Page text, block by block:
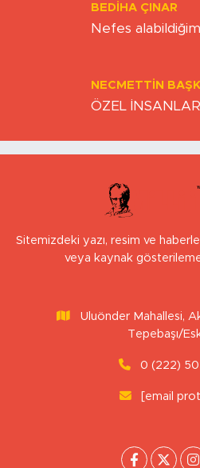
BEDIHA ÇINAR
Nefes
NECMETTIN
ÖZEL
Sitemizdeki yazı, resim ve
veya kaynak
Uluönder Mahallesi,
Tepebaşı/
0 (222)
[email